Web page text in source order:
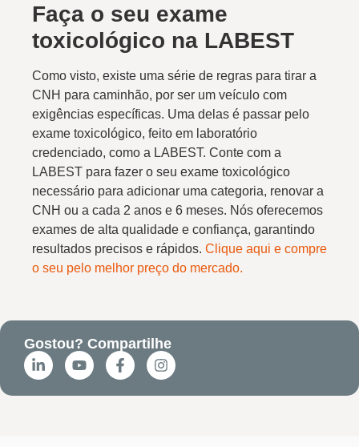
Faça o seu exame
toxicológico na LABEST
Como visto, existe uma série de regras para tirar a
CNH para caminhão, por ser um veículo com
exigências específicas. Uma delas é passar pelo
exame toxicológico, feito em laboratório
credenciado, como a LABEST. Conte com a
LABEST para fazer o seu exame toxicológico
necessário para adicionar uma categoria, renovar a
CNH ou a cada 2 anos e 6 meses. Nós oferecemos
exames de alta qualidade e confiança, garantindo
resultados precisos e rápidos. Clique aqui e compre
o seu pelo melhor preço do mercado.
Gostou? Compartilhe